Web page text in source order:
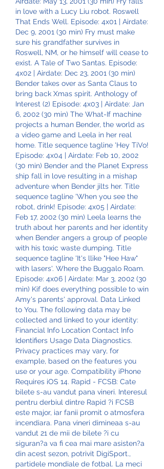
in love with a Lucy Liu robot. Roswell
That Ends Well. Episode: 4x01 | Airdate:
Dec 9, 2001 (30 min) Fry must make
sure his grandfather survives in
Roswell, NM, or he himself will cease to
exist. A Tale of Two Santas. Episode:
4x02 | Airdate: Dec 23, 2001 (30 min)
Bender takes over as Santa Claus to
bring back Xmas spirit. Anthology of
Interest (2) Episode: 4x03 | Airdate: Jan
6, 2002 (30 min) The What-If machine
projects a human Bender, the world as
a video game and Leela in her real
home. Title sequence tagline 'Hey TiVo!
Episode: 4x04 | Airdate: Feb 10, 2002
(30 min) Bender and the Planet Express
ship fall in love resulting in a mishap
adventure when Bender jilts her. Title
sequence tagline 'When you see the
robot, drink! Episode: 4x05 | Airdate:
Feb 17, 2002 (30 min) Leela learns the
truth about her parents and her identity
when Bender angers a group of people
with his toxic waste dumping. Title
sequence tagline 'It's llike "Hee Haw"
with lasers'. Where the Buggalo Roam.
Episode: 4x06 | Airdate: Mar 3, 2002 (30
min) Kif does everything possible to win
Amy's parents' approval. Data Linked
to You. The following data may be
collected and linked to your identity:
Financial Info Location Contact Info
Identifiers Usage Data Diagnostics.
Privacy practices may vary, for
example, based on the features you
use or your age. Compatibility iPhone
Requires iOS 14. Rapid - FCSB: Cate
bilete s-au vandut pana vineri. Interesul
pentru derbiul dintre Rapid ?i FCSB
este major, iar fanii promit o atmosfera
incendiara. Pana vineri dimineaa s-au
vandut 21 de mii de bilete ?i cu
siguran?a va fi cea mai mare asisten?a
din acest sezon, potrivit DigiSport.,
partidele mondiale de fotbal. La meci